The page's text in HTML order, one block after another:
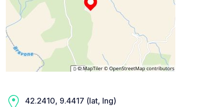
42.2410, 9.4417 (lat, lng)